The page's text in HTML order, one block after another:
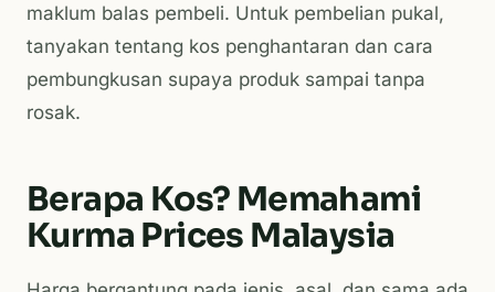
maklum balas pembeli. Untuk pembelian pukal,
tanyakan tentang kos penghantaran dan cara
pembungkusan supaya produk sampai tanpa
rosak.
Berapa Kos? Memahami
Kurma Prices Malaysia